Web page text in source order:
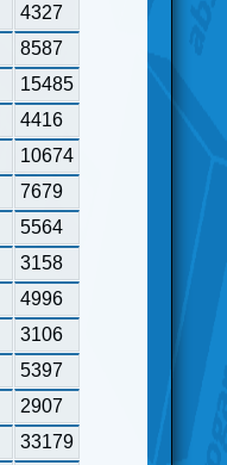
4327
8587
15485
4416
10674
7679
5564
3158
4996
3106
5397
2907
33179